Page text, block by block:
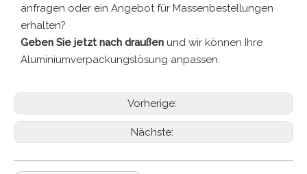
anfragen oder ein Angebot für Massenbestellungen
erhalten?
Geben Sie jetzt nach draußen und wir können Ihre
Aluminiumverpackungslösung anpassen.
Vorherige:
Nächste: